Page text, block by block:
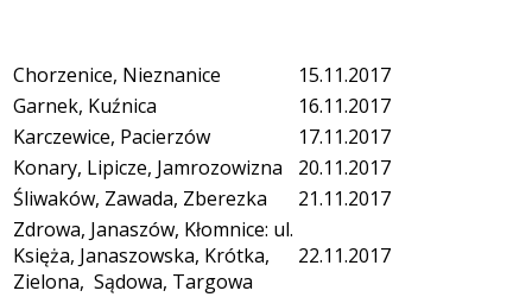
Chorzenice, Nieznanice
15.11.2017
Garnek, Kuźnica
16.11.2017
Karczewice, Pacierzów
17.11.2017
Konary, Lipicze, Jamrozowizna
20.11.2017
Śliwaków, Zawada, Zberezka
21.11.2017
Zdrowa, Janaszów, Kłomnice: ul.
Księża, Janaszowska, Krótka,
Zielona, Sądowa, Targowa
22.11.2017